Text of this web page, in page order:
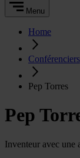
Menu
Home
Conférenciers
Pep Torres
Pep
Inventeur avec une